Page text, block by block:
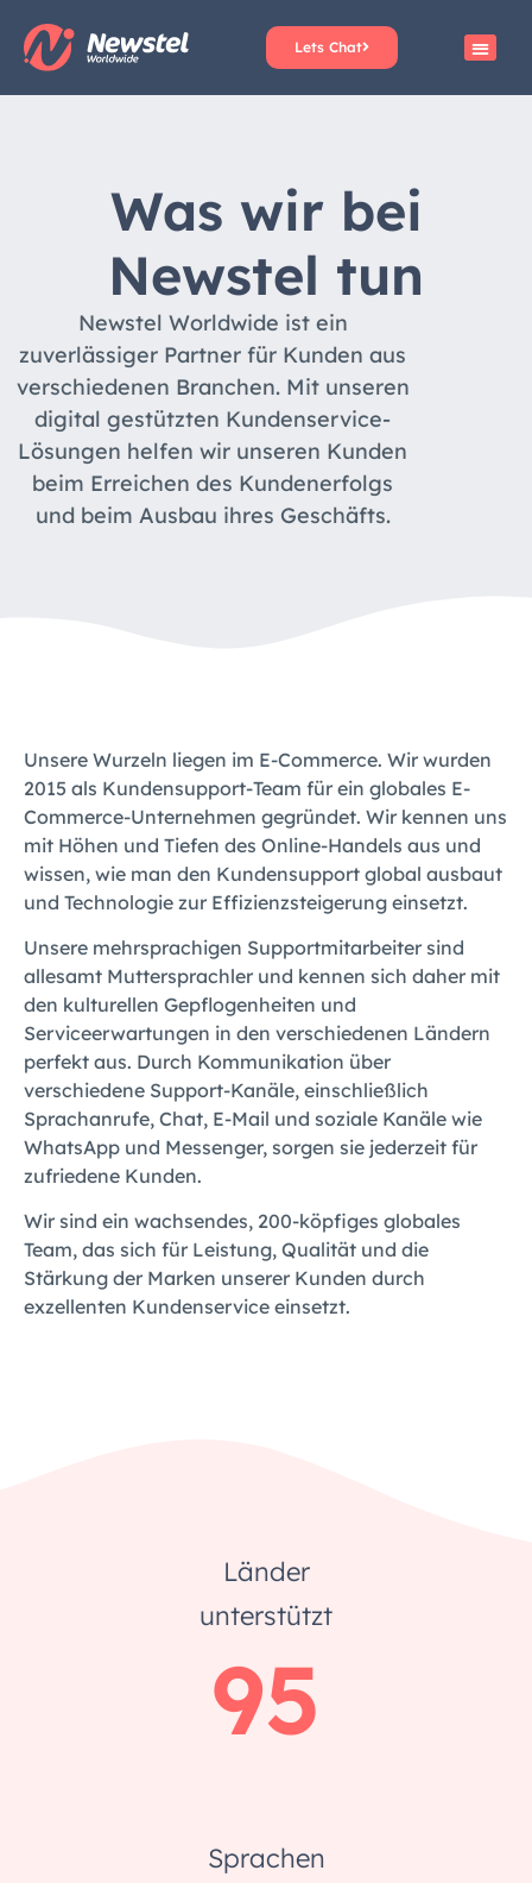
Lets Chat
Was wir bei
Newstel tun
Newstel Worldwide ist ein
zuverlässiger Partner für Kunden aus
verschiedenen Branchen. Mit unseren
digital gestützten Kundenservice-
Lösungen helfen wir unseren Kunden
beim Erreichen des Kundenerfolgs
und beim Ausbau ihres Geschäfts.
Unsere Wurzeln liegen im E-Commerce. Wir wurden
2015 als Kundensupport-Team für ein globales E-
Commerce-Unternehmen gegründet. Wir kennen uns
mit Höhen und Tiefen des Online-Handels aus und
wissen, wie man den Kundensupport global ausbaut
und Technologie zur Effizienzsteigerung einsetzt.
Unsere mehrsprachigen Supportmitarbeiter sind
allesamt Muttersprachler und kennen sich daher mit
den kulturellen Gepflogenheiten und
Serviceerwartungen in den verschiedenen Ländern
perfekt aus. Durch Kommunikation über
verschiedene Support-Kanäle, einschließlich
Sprachanrufe, Chat, E-Mail und soziale Kanäle wie
WhatsApp und Messenger, sorgen sie jederzeit für
zufriedene Kunden.
Wir sind ein wachsendes, 200-köpfiges globales
Team, das sich für Leistung, Qualität und die
Stärkung der Marken unserer Kunden durch
exzellenten Kundenservice einsetzt.
Länder
unterstützt
95
Sprachen